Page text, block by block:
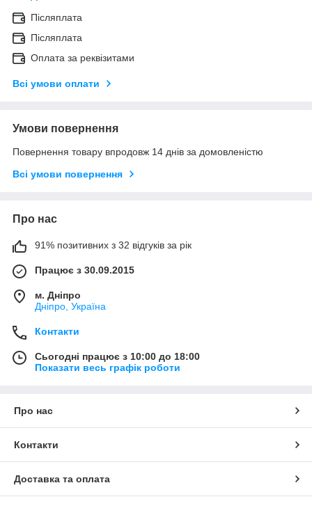
Післяплата
Післяплата
Оплата за реквізитами
Всі умови оплати
Умови повернення
Повернення товару впродовж 14 днів за домовленістю
Всі умови повернення
Про нас
91% позитивних з 32 відгуків за рік
Працює з 30.09.2015
м. Дніпро
Дніпро, Україна
Контакти
Сьогодні працює з 10:00 до 18:00
Показати весь графік роботи
Про нас
Контакти
Доставка та оплата